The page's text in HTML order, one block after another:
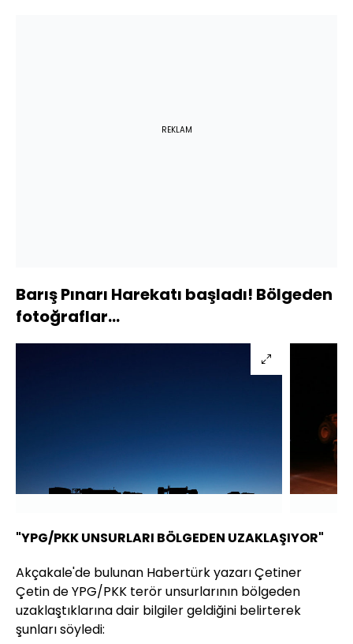
REKLAM
Barış Pınarı Harekatı başladı! Bölgeden
fotoğraflar...
"YPG/PKK UNSURLARI BÖLGEDEN UZAKLAŞIYOR"
Akçakale'de bulunan Habertürk yazarı Çetiner
Çetin de YPG/PKK terör unsurlarının bölgeden
uzaklaştıklarına dair bilgiler geldiğini belirterek
şunları söyledi: